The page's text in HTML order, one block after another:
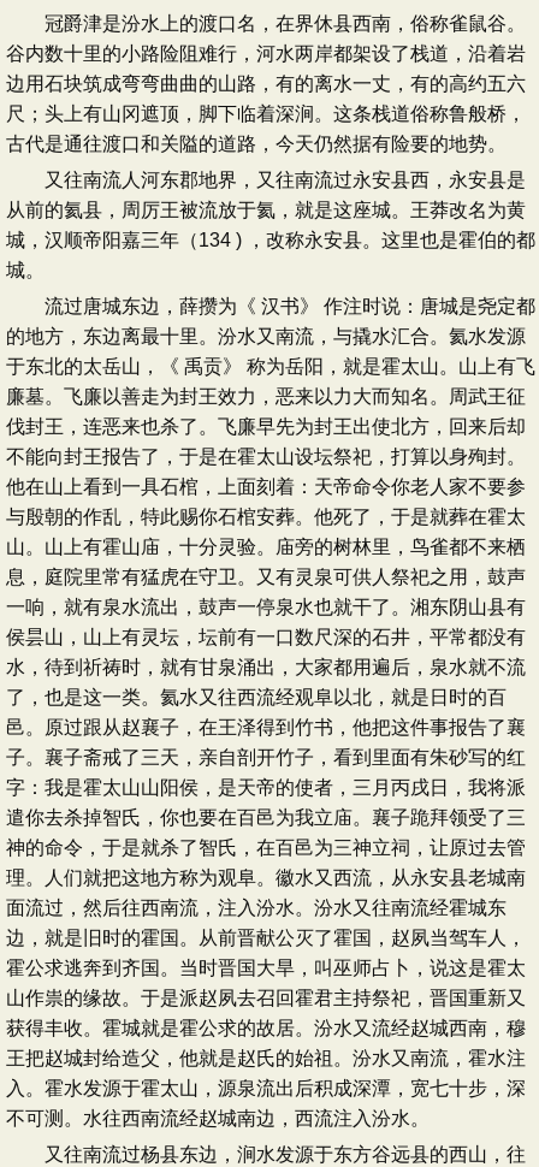
冠爵津是汾水上的渡口名，在界休县西南，俗称雀鼠谷。
谷内数十里的小路险阻难行，河水两岸都架设了栈道，沿着岩
边用石块筑成弯弯曲曲的山路，有的离水一丈，有的高约五六
尺；头上有山冈遮顶，脚下临着深涧。这条栈道俗称鲁般桥，
古代是通往渡口和关隘的道路，今天仍然据有险要的地势。
又往南流人河东郡地界，又往南流过永安县西，永安县是
从前的氦县，周厉王被流放于氦，就是这座城。王莽改名为黄
城，汉顺帝阳嘉三年（134 ) ，改称永安县。这里也是霍伯的都
城。
流过唐城东边，薛攒为《 汉书》 作注时说：唐城是尧定都
的地方，东边离最十里。汾水又南流，与撬水汇合。氦水发源
于东北的太岳山，《 禹贡》 称为岳阳，就是霍太山。山上有飞
廉墓。飞廉以善走为封王效力，恶来以力大而知名。周武王征
伐封王，连恶来也杀了。飞廉早先为封王出使北方，回来后却
不能向封王报告了，于是在霍太山设坛祭祀，打算以身殉封。
他在山上看到一具石棺，上面刻着：天帝命令你老人家不要参
与殷朝的作乱，特此赐你石棺安葬。他死了，于是就葬在霍太
山。山上有霍山庙，十分灵验。庙旁的树林里，鸟雀都不来栖
息，庭院里常有猛虎在守卫。又有灵泉可供人祭祀之用，鼓声
一响，就有泉水流出，鼓声一停泉水也就干了。湘东阴山县有
侯昙山，山上有灵坛，坛前有一口数尺深的石井，平常都没有
水，待到祈祷时，就有甘泉涌出，大家都用遍后，泉水就不流
了，也是这一类。氦水又往西流经观阜以北，就是日时的百
邑。原过跟从赵襄子，在王泽得到竹书，他把这件事报告了襄
子。襄子斋戒了三天，亲自剖开竹子，看到里面有朱砂写的红
字：我是霍太山山阳侯，是天帝的使者，三月丙戌日，我将派
遣你去杀掉智氏，你也要在百邑为我立庙。襄子跪拜领受了三
神的命令，于是就杀了智氏，在百邑为三神立祠，让原过去管
理。人们就把这地方称为观阜。徽水又西流，从永安县老城南
面流过，然后往西南流，注入汾水。汾水又往南流经霍城东
边，就是旧时的霍国。从前晋献公灭了霍国，赵夙当驾车人，
霍公求逃奔到齐国。当时晋国大旱，叫巫师占卜，说这是霍太
山作祟的缘故。于是派赵夙去召回霍君主持祭祀，晋国重新又
获得丰收。霍城就是霍公求的故居。汾水又流经赵城西南，穆
王把赵城封给造父，他就是赵氏的始祖。汾水又南流，霍水注
入。霍水发源于霍太山，源泉流出后积成深潭，宽七十步，深
不可测。水往西南流经赵城南边，西流注入汾水。
又往南流过杨县东边，涧水发源于东方谷远县的西山，往